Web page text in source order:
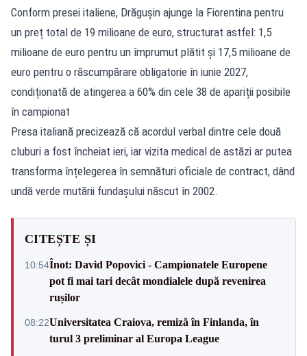
Conform presei italiene, Drăgușin ajunge la Fiorentina pentru
un preț total de 19 milioane de euro, structurat astfel: 1,5
milioane de euro pentru un împrumut plătit și 17,5 milioane de
euro pentru o răscumpărare obligatorie în iunie 2027,
condiționată de atingerea a 60% din cele 38 de apariții posibile
în campionat
Presa italiană precizează că acordul verbal dintre cele două
cluburi a fost încheiat ieri, iar vizita medical de astăzi ar putea
transforma înțelegerea în semnături oficiale de contract, dând
undă verde mutării fundașului născut în 2002.
CITEȘTE ȘI
10:54Înot: David Popovici - Campionatele Europene
pot fi mai tari decât mondialele după revenirea
rușilor
08:22Universitatea Craiova, remiză în Finlanda, în
turul 3 preliminar al Europa League